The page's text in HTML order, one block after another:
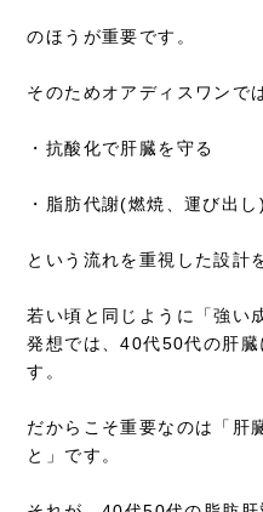
のほうが重要です。
そのためオアディスワンで
・抗酸化で肝臓を守る
・脂肪代謝(燃焼、運び出
という流れを重視した設計
若い頃と同じように「強い
発想では、40代50代の肝
す。
だからこそ重要なのは「肝
と」です。